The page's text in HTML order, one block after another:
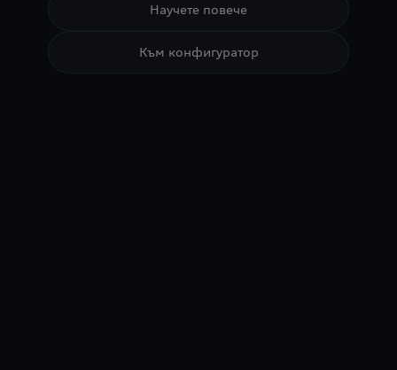
Научете повече
Към конфигуратор